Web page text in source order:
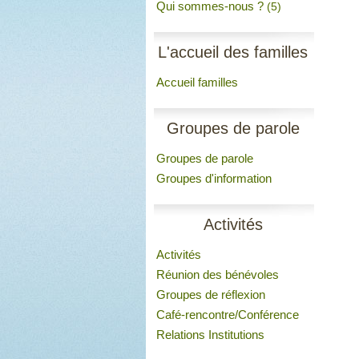
Qui sommes-nous ? (5)
L'accueil des familles
Accueil familles
Groupes de parole
Groupes de parole
Groupes d'information
Activités
Activités
Réunion des bénévoles
Groupes de réflexion
Café-rencontre/Conférence
Relations Institutions